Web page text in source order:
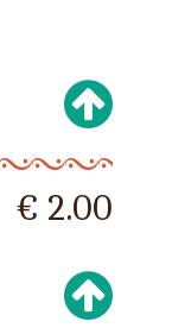
€ 2.00